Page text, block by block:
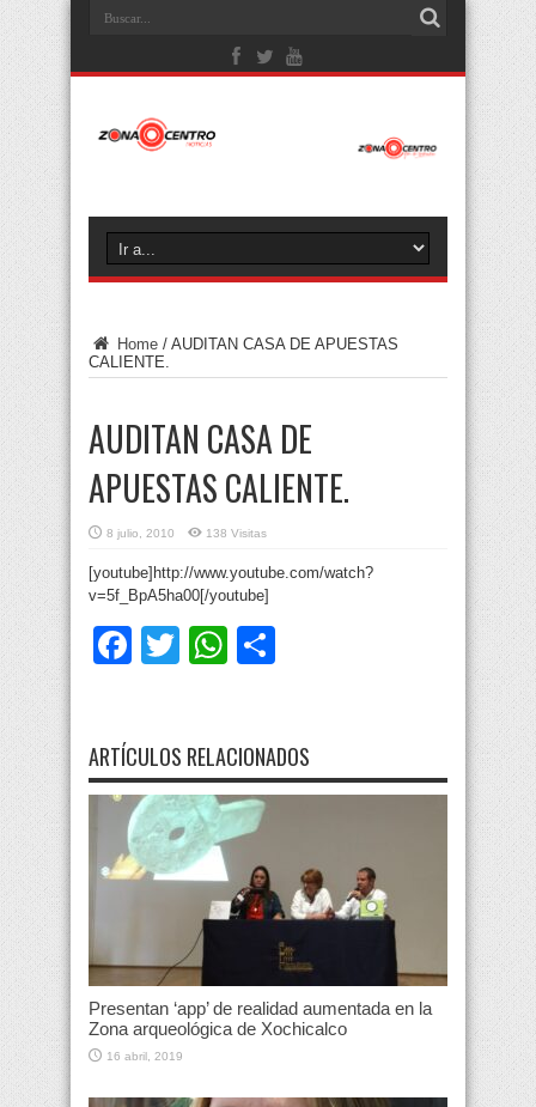
Home / AUDITAN CASA DE APUESTAS
CALIENTE.
AUDITAN CASA DE
APUESTAS CALIENTE.
8 julio, 2010 138 Visitas
[youtube]http://www.youtube.com/watch?
v=5f_BpA5ha00[/youtube]
Facebook
TwitterWhatsApp
ARTÍCULOS RELACIONADOS
Presentan ‘app’ de realidad aumentada en la
Zona arqueológica de Xochicalco
16 abril, 2019